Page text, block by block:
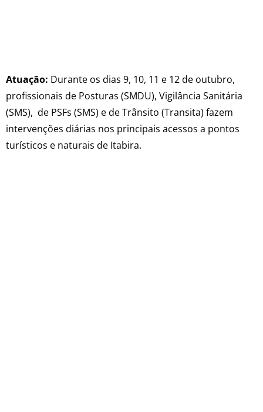
Atuação: Durante os dias 9, 10, 11 e 12 de outubro,
profissionais de Posturas (SMDU), Vigilância Sanitária
(SMS), de PSFs (SMS) e de Trânsito (Transita) fazem
intervenções diárias nos principais acessos a pontos
turísticos e naturais de Itabira.